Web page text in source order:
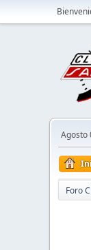
Agosto
Foro